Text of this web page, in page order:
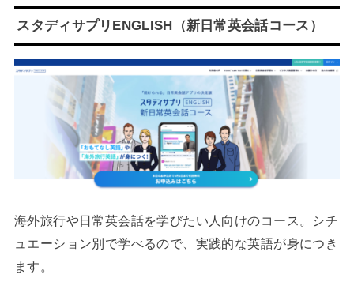
スタディサプリENGLISH（新日常英会話コース）
海外旅行や日常英会話を学びたい人向けのコース。シチ
ュエーション別で学べるので、実践的な英語が身につき
ます。